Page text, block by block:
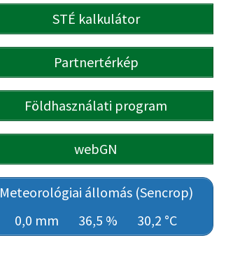
STÉ kalkulátor
Partnertérkép
Földhasználati program
webGN
Meteorológiai állomás (Sencrop)
0,0 mm
36,5 % 30,2 °C